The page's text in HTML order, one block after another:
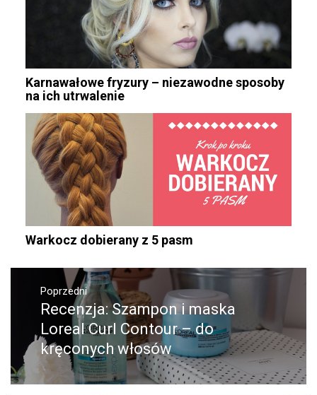
Karnawałowe fryzury – niezawodne sposoby
na ich utrwalenie
Warkocz dobierany z 5 pasm
Nawigacja
wpisuPoprzedni
Poprzedni
wpis:
Recenzja: Szampon i maska
Loreal Curl Contour – do
kręconych włosów